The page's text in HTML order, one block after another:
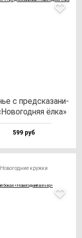
с пред­ска­за­ни­
ёл­ка»
599 руб
Новогодние кружки